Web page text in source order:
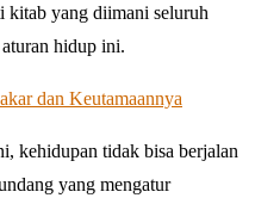
kitab yang diimani seluruh
hidup ini.
dan Keutamaannya
kehidupan tidak bisa berjalan
yang mengatur